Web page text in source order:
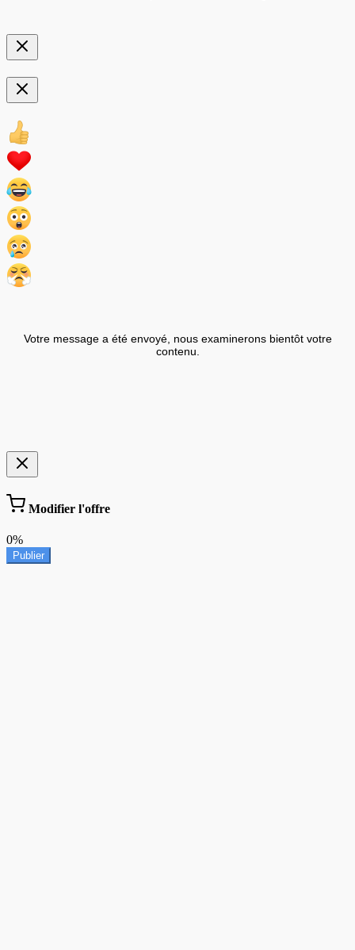
Votre message a été envoyé, nous examinerons bientôt votre
contenu.
Modifier l'offre
0%
Publier